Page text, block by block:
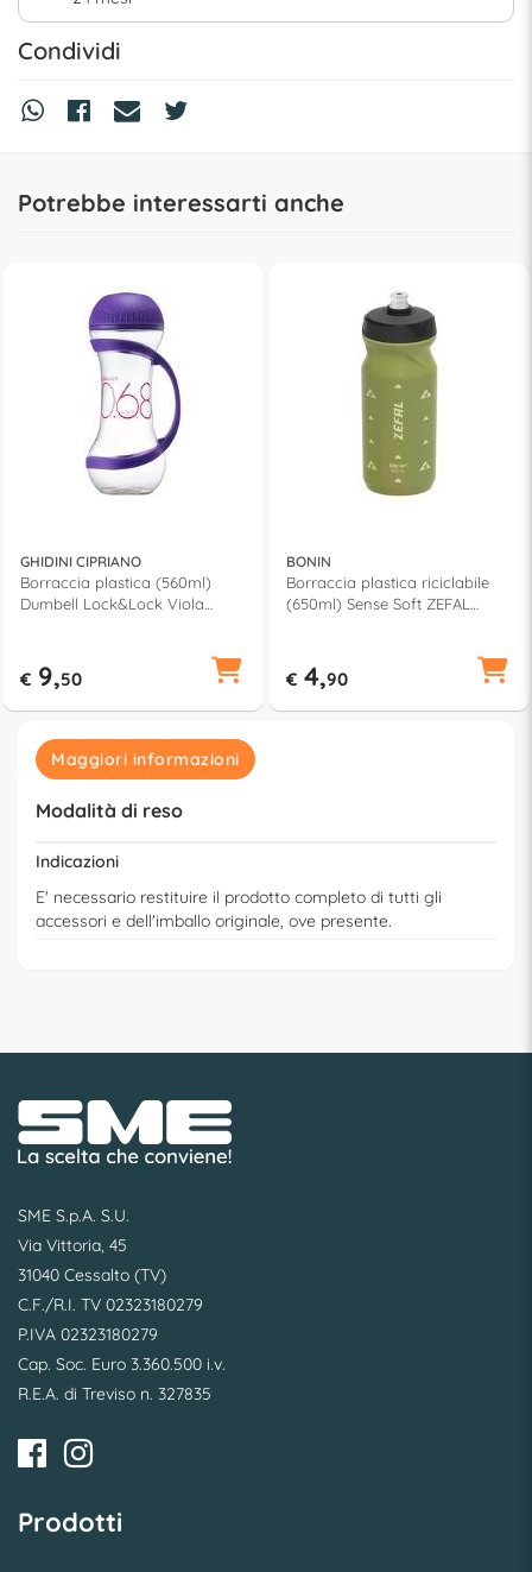
Condividi
Potrebbe interessarti anche
GHIDINI CIPRIANO
Borraccia plastica (560ml)
Dumbell Lock&Lock Viola
€ 9,50
BONIN
Borraccia plastica riciclabile
(650ml) Sense Soft ZEFAL
€ 4,90
Maggiori informazioni
Modalità di reso
Indicazioni
E' necessario restituire il prodotto completo di tutti gli
accessori e dell'imballo originale, ove presente.
SME S.p.A. S.U.
Via Vittoria, 45
31040 Cessalto (TV)
C.F./R.I. TV 02323180279
P.IVA 02323180279
Cap. Soc. Euro 3.360.500 i.v.
R.E.A. di Treviso n. 327835
Prodotti